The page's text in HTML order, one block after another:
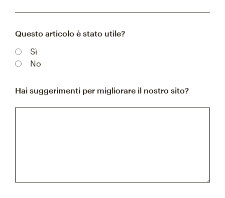
Questo articolo è stato utile?
Sì
No
Hai suggerimenti per migliorare il nostro sito?